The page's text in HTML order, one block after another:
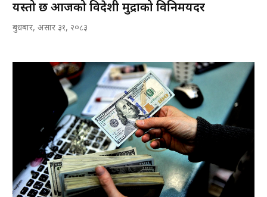
यस्तो छ आजको विदेशी मुद्राको विनिमयदर
बुधबार, असार ३१, २०८३